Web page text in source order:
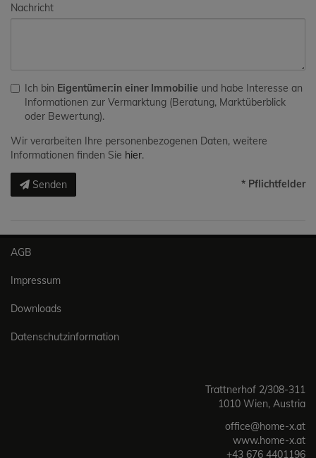
Nachricht
Ich bin Eigentümer:in einer Immobilie und habe Interesse an
Informationen zur Vermarktung (Beratung, Marktüberblick
oder Bewertung).
Wir verarbeiten Ihre personenbezogenen Daten, weitere
Informationen finden Sie hier.
Senden * Pflichtfelder
AGB
Impressum
Downloads
Datenschutzinformation
Trattnerhof 2/308-311
1010 Wien, Austria
office@home-x.at
www.home-x.at
+43 676 4401196